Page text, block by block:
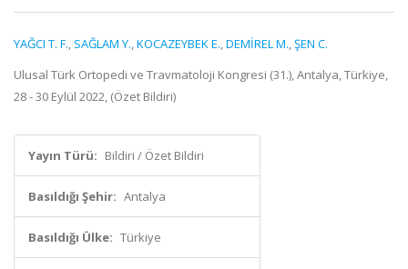
YAĞCI T. F., SAĞLAM Y.,KOCAZEYBEK E.,DEMİREL M.,ŞEN C.
Ulusal Türk Ortopedi ve Travmatoloji Kongresi (31.), Antalya, Türkiye,
28 - 30 Eylül 2022, (Özet Bildiri)
Yayın Türü: Bildiri / Özet Bildiri
Basıldığı Şehir: Antalya
Basıldığı Ülke: Türkiye